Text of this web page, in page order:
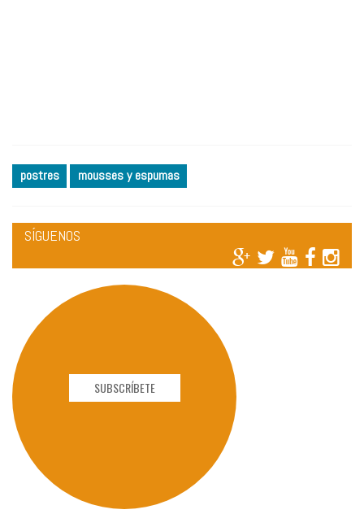
postres mousses y espumas
SÍGUENOS
SUBSCRÍBETE